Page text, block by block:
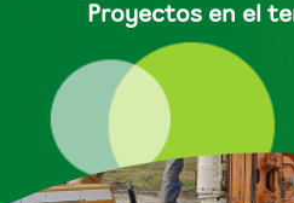
Proyectos en el